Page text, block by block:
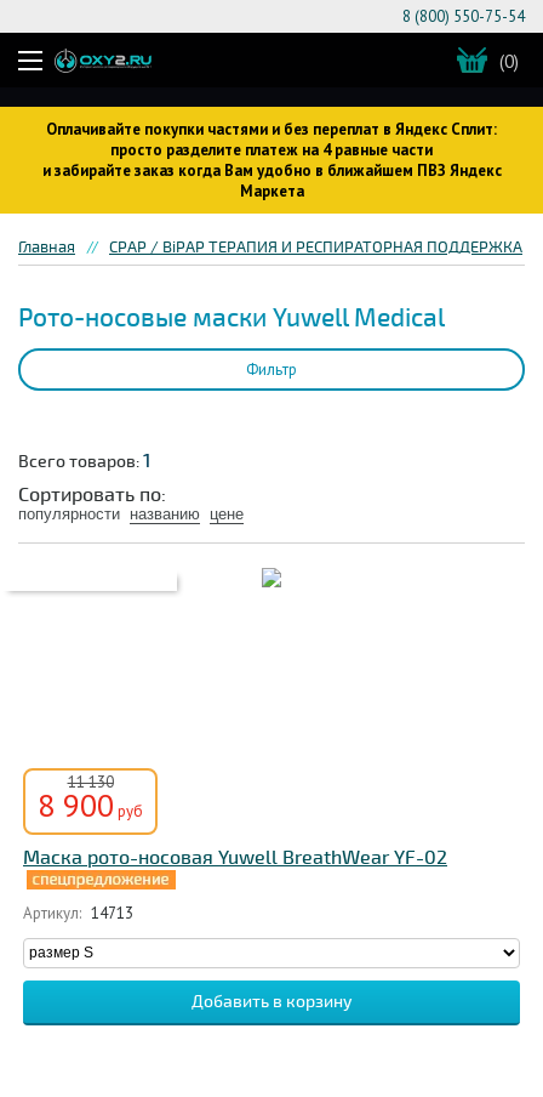
Оплачивайте покупки частями и без переплат в Яндекс Сплит:
просто разделите платеж на 4 равные части
и забирайте заказ когда Вам удобно в ближайшем ПВЗ Яндекс
Маркета
8 (800) 550-75-54
(0)
Главная CPAP / BiPAP ТЕРАПИЯ И РЕСПИРАТОРНАЯ ПОДДЕРЖКА
Рото-носовые маски Yuwell Medical
Фильтр
Всего товаров:1
Сортировать по:
популярности названию цене
11 130
8 900 руб
Маска рото-носовая Yuwell BreathWear YF-02
Артикул: 14713